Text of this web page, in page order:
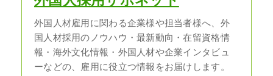
外国人材雇用に関わる企業様や担当者様へ、外
国人材採用のノウハウ・最新動向・在留資格情
報・海外文化情報・外国人材や企業インタビュ
ーなどの、雇用に役立つ情報をお届けします。